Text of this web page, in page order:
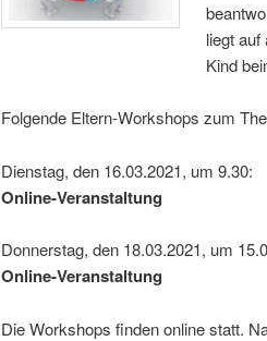
liegt
Kind
Folgende Eltern-Workshops zum
Dienstag, den 16.03.2021, um 9.30:
Online-Veranstaltung
Donnerstag, den 18.03.2021, um
Online-Veranstaltung
Die Workshops finden online statt.